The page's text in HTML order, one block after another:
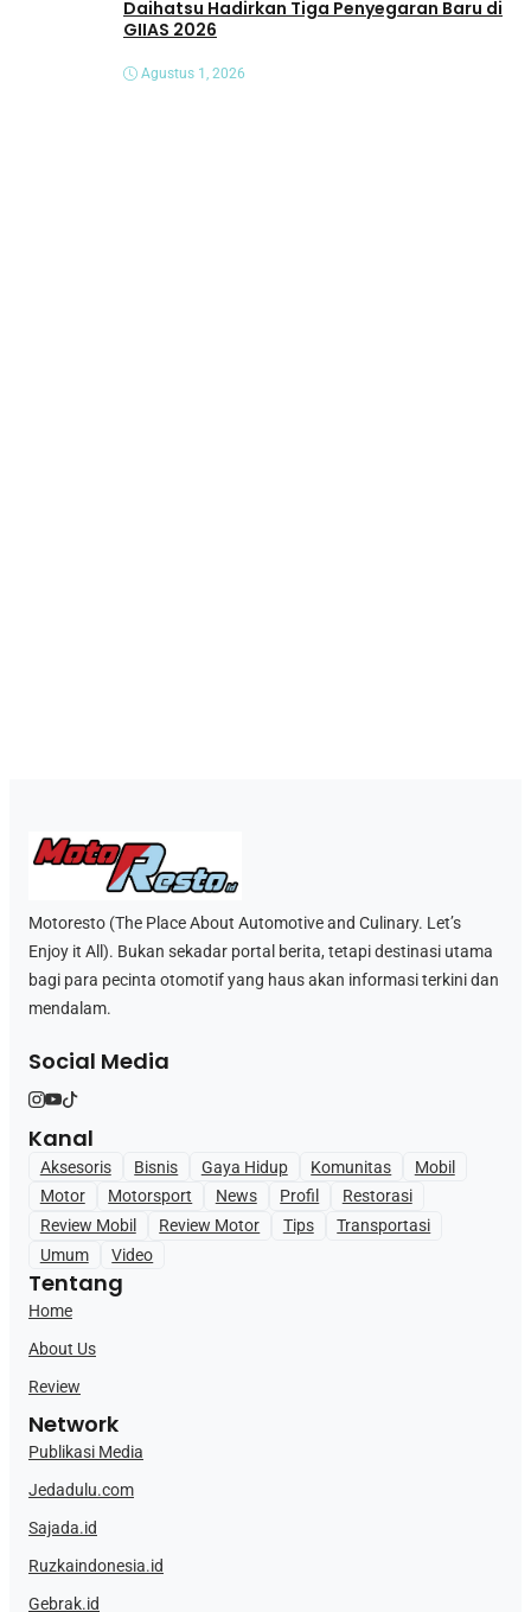
Daihatsu Hadirkan Tiga Penyegaran Baru di
GIIAS 2026
Agustus 1, 2026
Motoresto (The Place About Automotive and Culinary. Let’s
Enjoy it All). Bukan sekadar portal berita, tetapi destinasi utama
bagi para pecinta otomotif yang haus akan informasi terkini dan
mendalam.
Social Media
Kanal
Aksesoris Bisnis Gaya Hidup Komunitas
Mobil
Motor
Motorsport News Profil
Restorasi
Review Mobil
Review Motor Tips
Transportasi
Umum
Video
Tentang
Home
About Us
Review
Network
Publikasi Media
Jedadulu.com
Sajada.id
Ruzkaindonesia.id
Gebrak.id